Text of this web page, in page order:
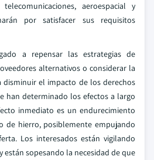
aeroespacial y
por satisfacer sus requisitos
a repensar las estrategias de
alternativos o considerar la
disminuir el impacto de los derechos
han determinado los efectos a largo
inmediato es un endurecimiento
de hierro, posiblemente empujando
Los interesados están vigilando
están sopesando la necesidad de que